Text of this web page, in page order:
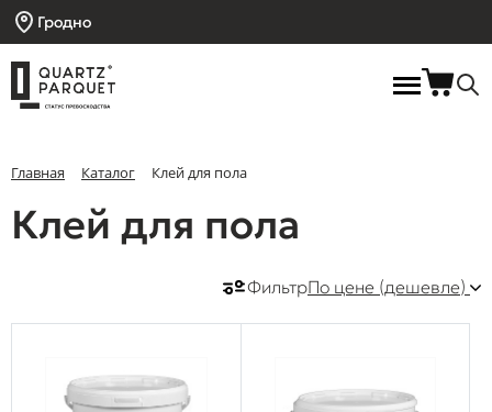
Гродно
Главная Каталог Клей для пола
Клей для пола
По цене (дешевле)
Фильтр